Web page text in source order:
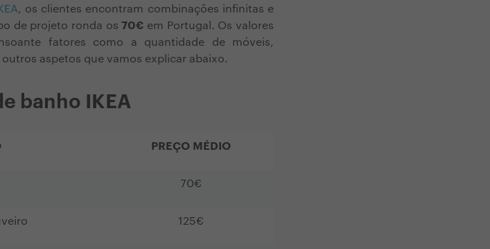
, os clientes encontram combinações infinitas e
de projeto ronda os70€ em Portugal. Os valores
fatores como a quantidade de móveis,
aspetos que vamos explicar abaixo.
banho IKEA
PREÇO MÉDIO
70€
125€